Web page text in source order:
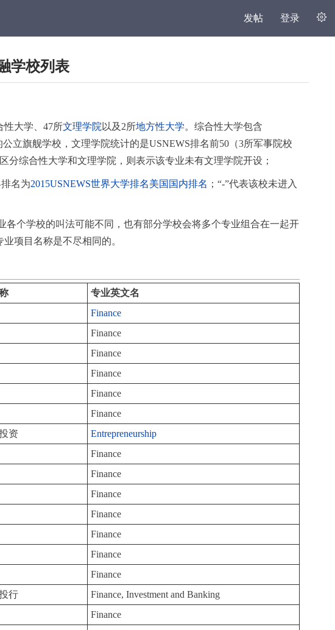
发帖 登录
学校列表
性大学、47所文理学院 以及2所地方性大学。综合性大学包含
立旗舰学校，文理学院统计的是USNEWS排名前50（3所军事院校
分综合性大学和文理学院，则表示该专业未有文理学院开设；
排名为2015USNEWS世界大学排名美国国内排名 ；“-”代表该校未进入
个学校的叫法可能不同，也有部分学校会将多个专业组合在一起开
项目名称是不尽相同的。
专业英文名
Finance
Finance
Finance
Finance
Finance
Finance
资
Entrepreneurship
Finance
Finance
Finance
Finance
Finance
Finance
Finance
行
Finance, Investment and Banking
Finance